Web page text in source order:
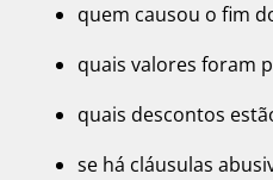
quem causou o fim
quais valores foram
quais descontos
se há cláusulas